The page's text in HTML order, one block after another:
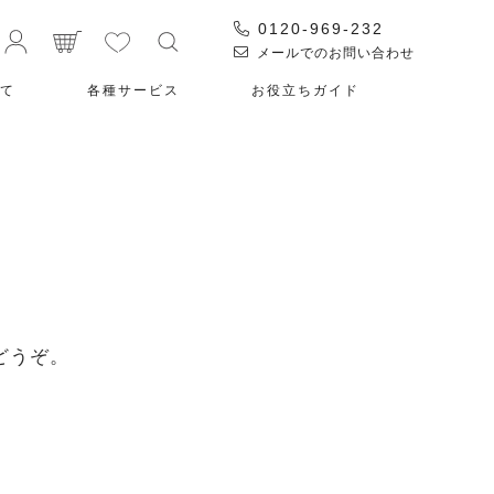
0120-969-232
メールでのお問い合わせ
各種サービス お役⽴ちガイド
ぞ。